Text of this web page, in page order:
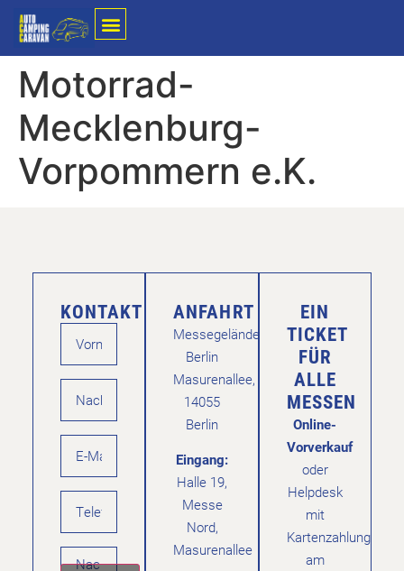
Motorrad-
Mecklenburg-
Vorpommern e.K.
KONTAKT ANFAHRT
Messegelände
Berlin
Masurenallee,
14055
Berlin
Eingang:
Halle 19,
Messe
Nord,
Masurenallee
EIN
TICKET
FÜR
ALLE
MESSEN
Online-
Vorverkauf
oder
Helpdesk
mit
Kartenzahlung
am